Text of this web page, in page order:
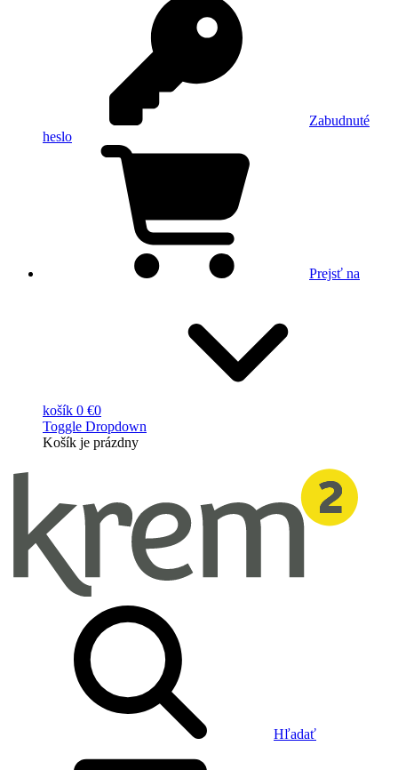
Zabudnuté
heslo
Prejsť na
košík 0 €0
Toggle Dropdown
Košík je prázdny
Hľadať